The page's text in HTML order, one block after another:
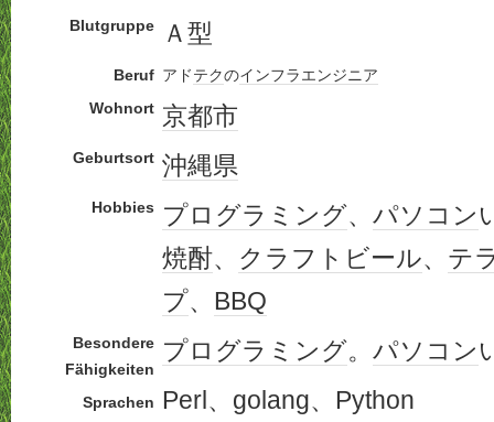
Blutgruppe Ａ型
Beruf アドテクのインフラエンジニア
Wohnort 京都市
Geburtsort 沖縄県
Hobbies プログラミング、 パソコン
焼酎、 クラフトビール、 テ
プ、 BBQ
Besondere
Fähigkeiten
プログラミング。 パソコン
Sprachen Perl、golang、Python